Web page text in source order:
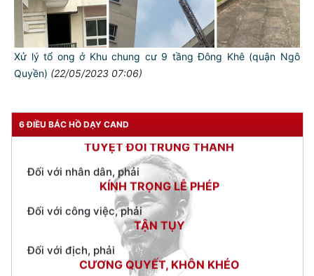
Xử lý tổ ong ở Khu chung cư 9 tầng Đông Khê (quận Ngô
Quyền) (22/05/2023 07:06)
6 ĐIỀU BÁC HỒ DẠY CAND
Đối với tự mình, phải
CẦN, KIỆM, LIÊM, CHÍNH
Đối với đồng sự, phải
THÂN ÁI GIÚP ĐỠ
Đối với nhân dân, phải
KÍNH TRỌNG LỄ PHÉP
Đối với công việc, phải
TẬN TỤY
Đối với địch, phải
CƯƠNG QUYẾT, KHÔN KHÉO
Trích thư Chủ tịch Hồ Chí Minh
gửi Công an Khu XII,
ngày 11 tháng 3 năm 1948.